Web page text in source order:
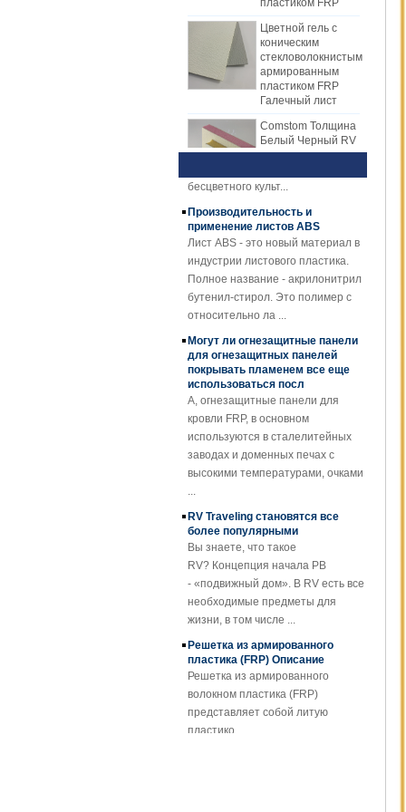
Цветной гель с
коническим
стекловолокнистым
армированным
пластиком FRP
Галечный лист
Comstom Толщина
Белый Черный RV
Наружные
изолированные
для продажи
армированная
пластмасса FRP
PU пенопластовая
композитная
панель для
прицепов
25мм Толщина
стеклопластик
Усиленная
пластиковая
решетка FRP
Пластмассовые
профилированного
барабана
стекловолокном
армированный
пластик FRP
Кровельный лист
SMC BMC
Fiberglass Resin
Composite FRP
ударную прочность. Средний
слой использует различные виды
материалов сердечника, такие как
материал ячеистого сота PP,
материал ядра XPS, материал
PU-сердечника и т. Д.
производства FRP, но
большинство производителей
используют производственную
линию для производства листа
FRP. Лист механизма FRP
постепенно заменяет лист
ручной кладки. Лист механизма
FRP имеет много преимуществ
перед укладкой руки. Пластина
стабильное качество и
Экономичная, аккуратная и
блестящая поверхность.
Обзор технологии и
преимуществ гидропоники
1) Обзор
гидропоникиГидропоника - это
новый метод растительного
Производительность и
применение листов ABS
Лист ABS - это новый материал в
индустрии листового пластика.
Полное название - акрилонитрил
бутенил-стирол. Это полимер с
относительно ла ...
Могут ли огнезащитные панели
для огнезащитных панелей
покрывать пламенем все еще
использоваться посл
A, огнезащитные панели для
кровли FRP, в основном
используются в сталелитейных
заводах и доменных печах с
высокими температурами, очками
...
RV Traveling становятся все
более популярными
Вы знаете, что такое
RV? Концепция начала РВ
- «подвижный дом». В RV есть все
необходимые предметы для
жизни, в том числе ...
Решетка из армированного
пластика (FRP) Описание
Решетка из армированного
волокном пластика (FRP)
представляет собой литую
пластико...
FRP Sheet & Panel Project